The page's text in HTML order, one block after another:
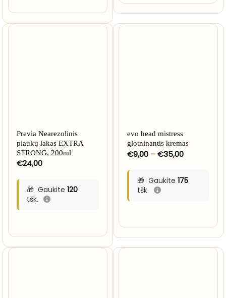
Previa Nearezolinis
plaukų lakas EXTRA
STRONG, 200ml
€24,00
Gaukite 120
tšk.
evo head mistress
glotninantis kremas
€9,00 – €35,00Price
through
€35,00
Gaukite 175
tšk.